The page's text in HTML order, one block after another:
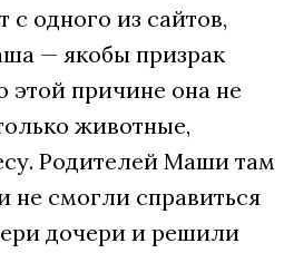
с одного из сайтов,
— якобы призрак
этой причине она не
животные,
Родителей Маши там
не смогли справиться
дочери и решили